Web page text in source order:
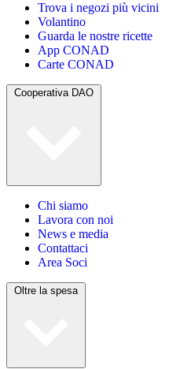
Trova i negozi più vicini
Volantino
Guarda le nostre ricette
App CONAD
Carte CONAD
Cooperativa DAO
Chi siamo
Lavora con noi
News e media
Contattaci
Area Soci
Oltre la spesa